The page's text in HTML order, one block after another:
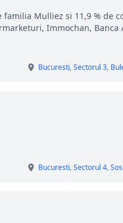
Mulliez si 11,9 % de
Immochan, Banca
Bucuresti,Sectorul 3,
Bucuresti,Sectorul 4,